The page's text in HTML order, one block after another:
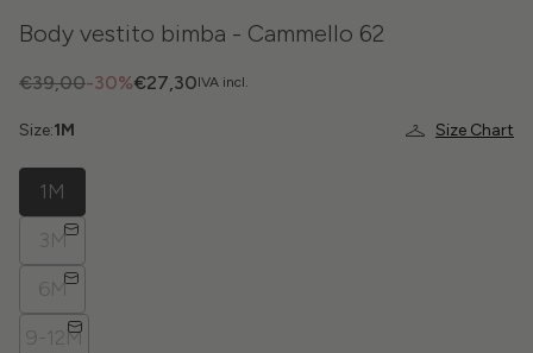
Body vestito bimba - Cammello 62
IVA incl.
-30%
€39,00 €27,30
Size Chart
Size:1M
1M
3M
6M
9-12M